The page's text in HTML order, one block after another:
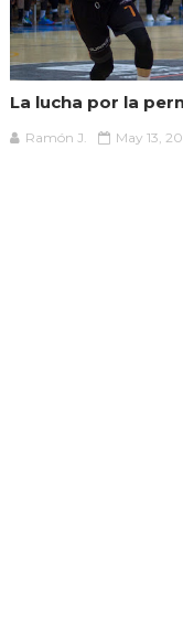
La lucha por la
Ramón J. May 13,